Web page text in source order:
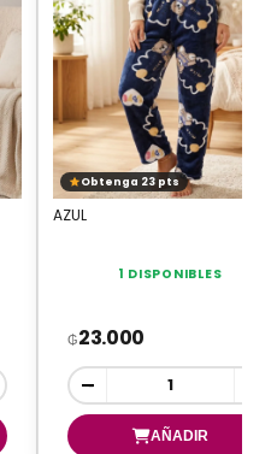
Obtenga 23 pts
AZUL
1 DISPONIBLES
₲23.000
-